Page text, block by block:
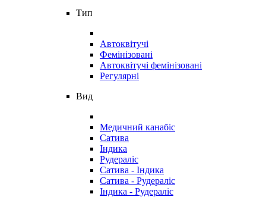
Тип
Автоквітучі
Фемінізовані
Автоквітучі фемінізовані
Регулярні
Вид
Медичний канабіс
Сатива
Індика
Рудераліс
Сатива - Індика
Сатива - Рудераліс
Індика - Рудераліс